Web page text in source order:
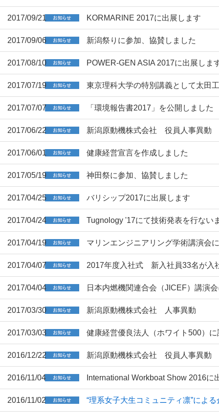
2017/09/21 KORMARINE 2017に出展します
2017/09/06 新潟祭りに参加、協賛しました
2017/08/10 POWER-GEN ASIA 2017に出展しま
2017/07/19 東京理科大学の特別講義として太田
2017/07/07 「環境報告書2017」を公開しました
2017/06/22 新潟原動機株式会社 役員人事異動
2017/06/01 健康経営宣言を作成しました
2017/05/19 神田祭に参加、協賛しました
2017/04/25 バリシップ2017に出展します
2017/04/24 Tugnology '17にて技術発表を行ない
2017/04/19 マリンエンジニアリング学術講演会
2017/04/07 2017年度入社式 新入社員33名が入
2017/04/04 日本内燃機関連合会（JICEF）講演
2017/03/30 新潟原動機株式会社 人事異動
2017/03/03 健康経営優良法人（ホワイト500）に
2016/12/22 新潟原動機株式会社 役員人事異動
2016/11/04 International Workboat Show 2016に
2016/11/02 “理系女子大生コミュニティ凛”によ